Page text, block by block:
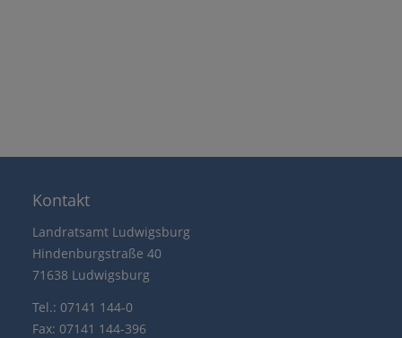
Kontakt
Landratsamt Ludwigsburg
Hindenburgstraße 40
71638 Ludwigsburg
Tel.: 07141 144-0
Fax: 07141 144-396